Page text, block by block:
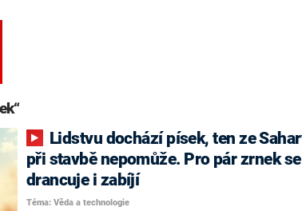
při stavbě nepomůže. Pro pár zrnek se
drancuje i zabíjí
Téma: Věda a technologie